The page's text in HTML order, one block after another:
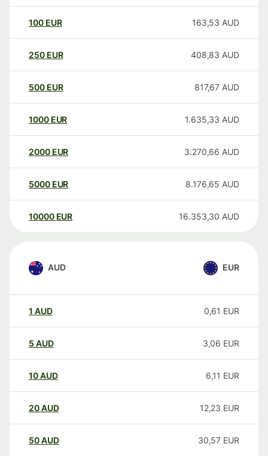
100 EUR 163,53 AUD
250 EUR 408,83 AUD
500 EUR 817,67 AUD
1000 EUR 1.635,33 AUD
2000 EUR 3.270,66 AUD
5000 EUR 8.176,65 AUD
10000 EUR 16.353,30 AUD
AUD EUR
1 AUD 0,61 EUR
5 AUD 3,06 EUR
10AUD 6,11 EUR
20AUD 12,23 EUR
50AUD 30,57 EUR